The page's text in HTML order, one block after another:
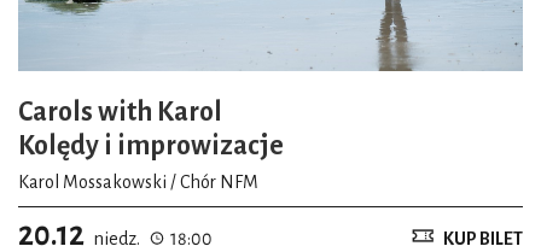
Carols with Karol
Kolędy i improwizacje
Karol Mossakowski / Chór NFM
20.12 niedz.
18:00
KUP BILET